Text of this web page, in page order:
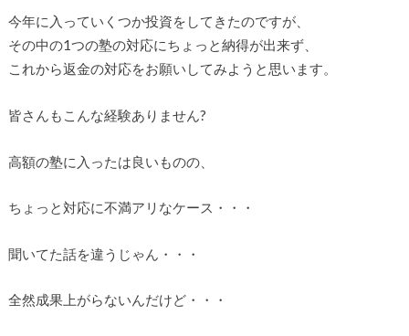
今年に入っていくつか投資をしてきたのですが、
その中の1つの塾の対応にちょっと納得が出来ず、
これから返金の対応をお願いしてみようと思います。
皆さんもこんな経験ありません?
高額の塾に入ったは良いものの、
ちょっと対応に不満アリなケース・・・
聞いてた話を違うじゃん・・・
全然成果上がらないんだけど・・・